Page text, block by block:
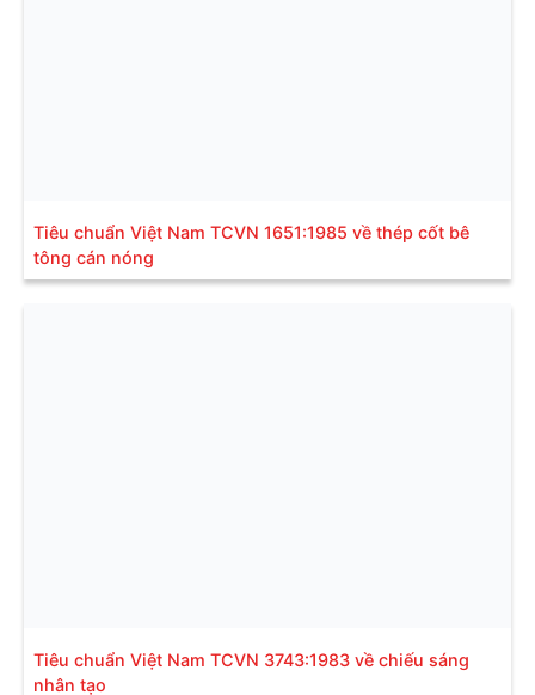
Tiêu chuẩn Việt Nam TCVN 1651:1985 về thép cốt bê
tông cán nóng
Tiêu chuẩn Việt Nam TCVN 3743:1983 về chiếu sáng
nhân tạo